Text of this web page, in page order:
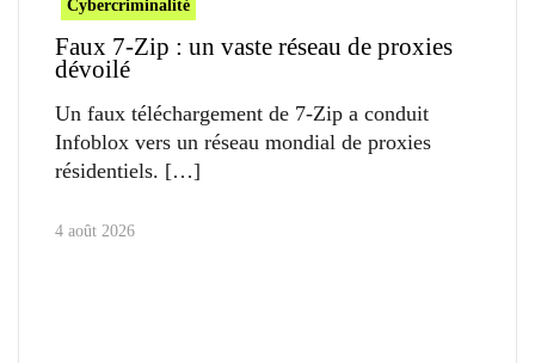
Cybercriminalité
Faux 7-Zip : un vaste réseau de proxies
dévoilé
Un faux téléchargement de 7-Zip a conduit
Infoblox vers un réseau mondial de proxies
résidentiels.
4 août 2026